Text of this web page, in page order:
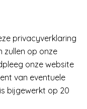
privacyverklaring
zullen op onze
onze website
van eventuele
bijgewerkt op 20